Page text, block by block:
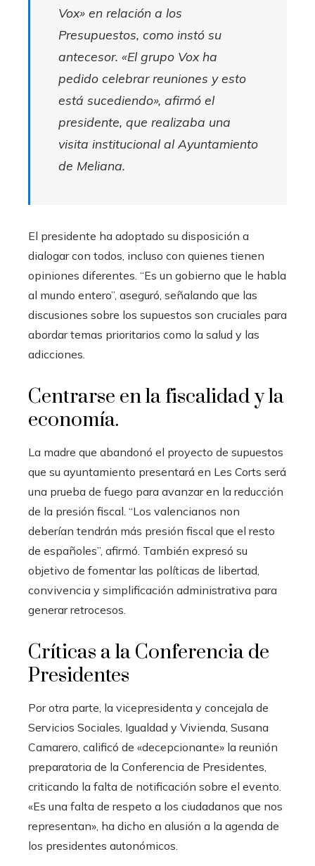
Vox» en relación a los
Presupuestos, como instó su
antecesor. «El grupo Vox ha
pedido celebrar reuniones y esto
está sucediendo», afirmó el
presidente, que realizaba una
visita institucional al Ayuntamiento
de Meliana.
El presidente ha adoptado su disposición a
dialogar con todos, incluso con quienes tienen
opiniones diferentes. “Es un gobierno que le habla
al mundo entero”, aseguró, señalando que las
discusiones sobre los supuestos son cruciales para
abordar temas prioritarios como la salud y las
adicciones.
Centrarse en la fiscalidad y la
economía.
La madre que abandonó el proyecto de supuestos
que su ayuntamiento presentará en Les Corts será
una prueba de fuego para avanzar en la reducción
de la presión fiscal. “Los valencianos non
deberían tendrán más presión fiscal que el resto
de españoles”, afirmó. También expresó su
objetivo de fomentar las políticas de libertad,
convivencia y simplificación administrativa para
generar retrocesos.
Críticas a la Conferencia de
Presidentes
Por otra parte, la vicepresidenta y concejala de
Servicios Sociales, Igualdad y Vivienda, Susana
Camarero, calificó de «decepcionante» la reunión
preparatoria de la Conferencia de Presidentes,
criticando la falta de notificación sobre el evento.
«Es una falta de respeto a los ciudadanos que nos
representan», ha dicho en alusión a la agenda de
los presidentes autonómicos.